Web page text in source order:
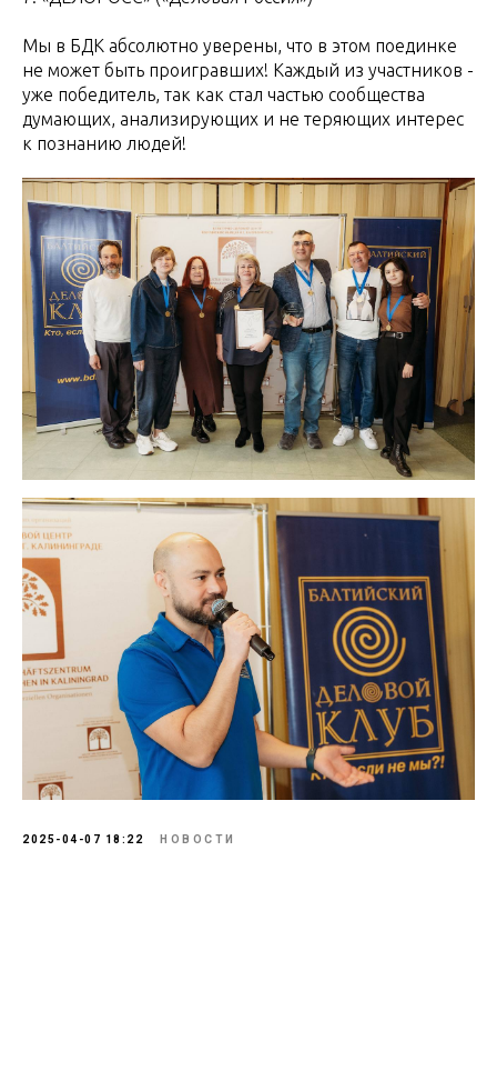
Мы в БДК абсолютно уверены, что в этом поединке
не может быть проигравших! Каждый из участников -
уже победитель, так как стал частью сообщества
думающих, анализирующих и не теряющих интерес
к познанию людей!
2025-04-07 18:22 НОВОСТИ